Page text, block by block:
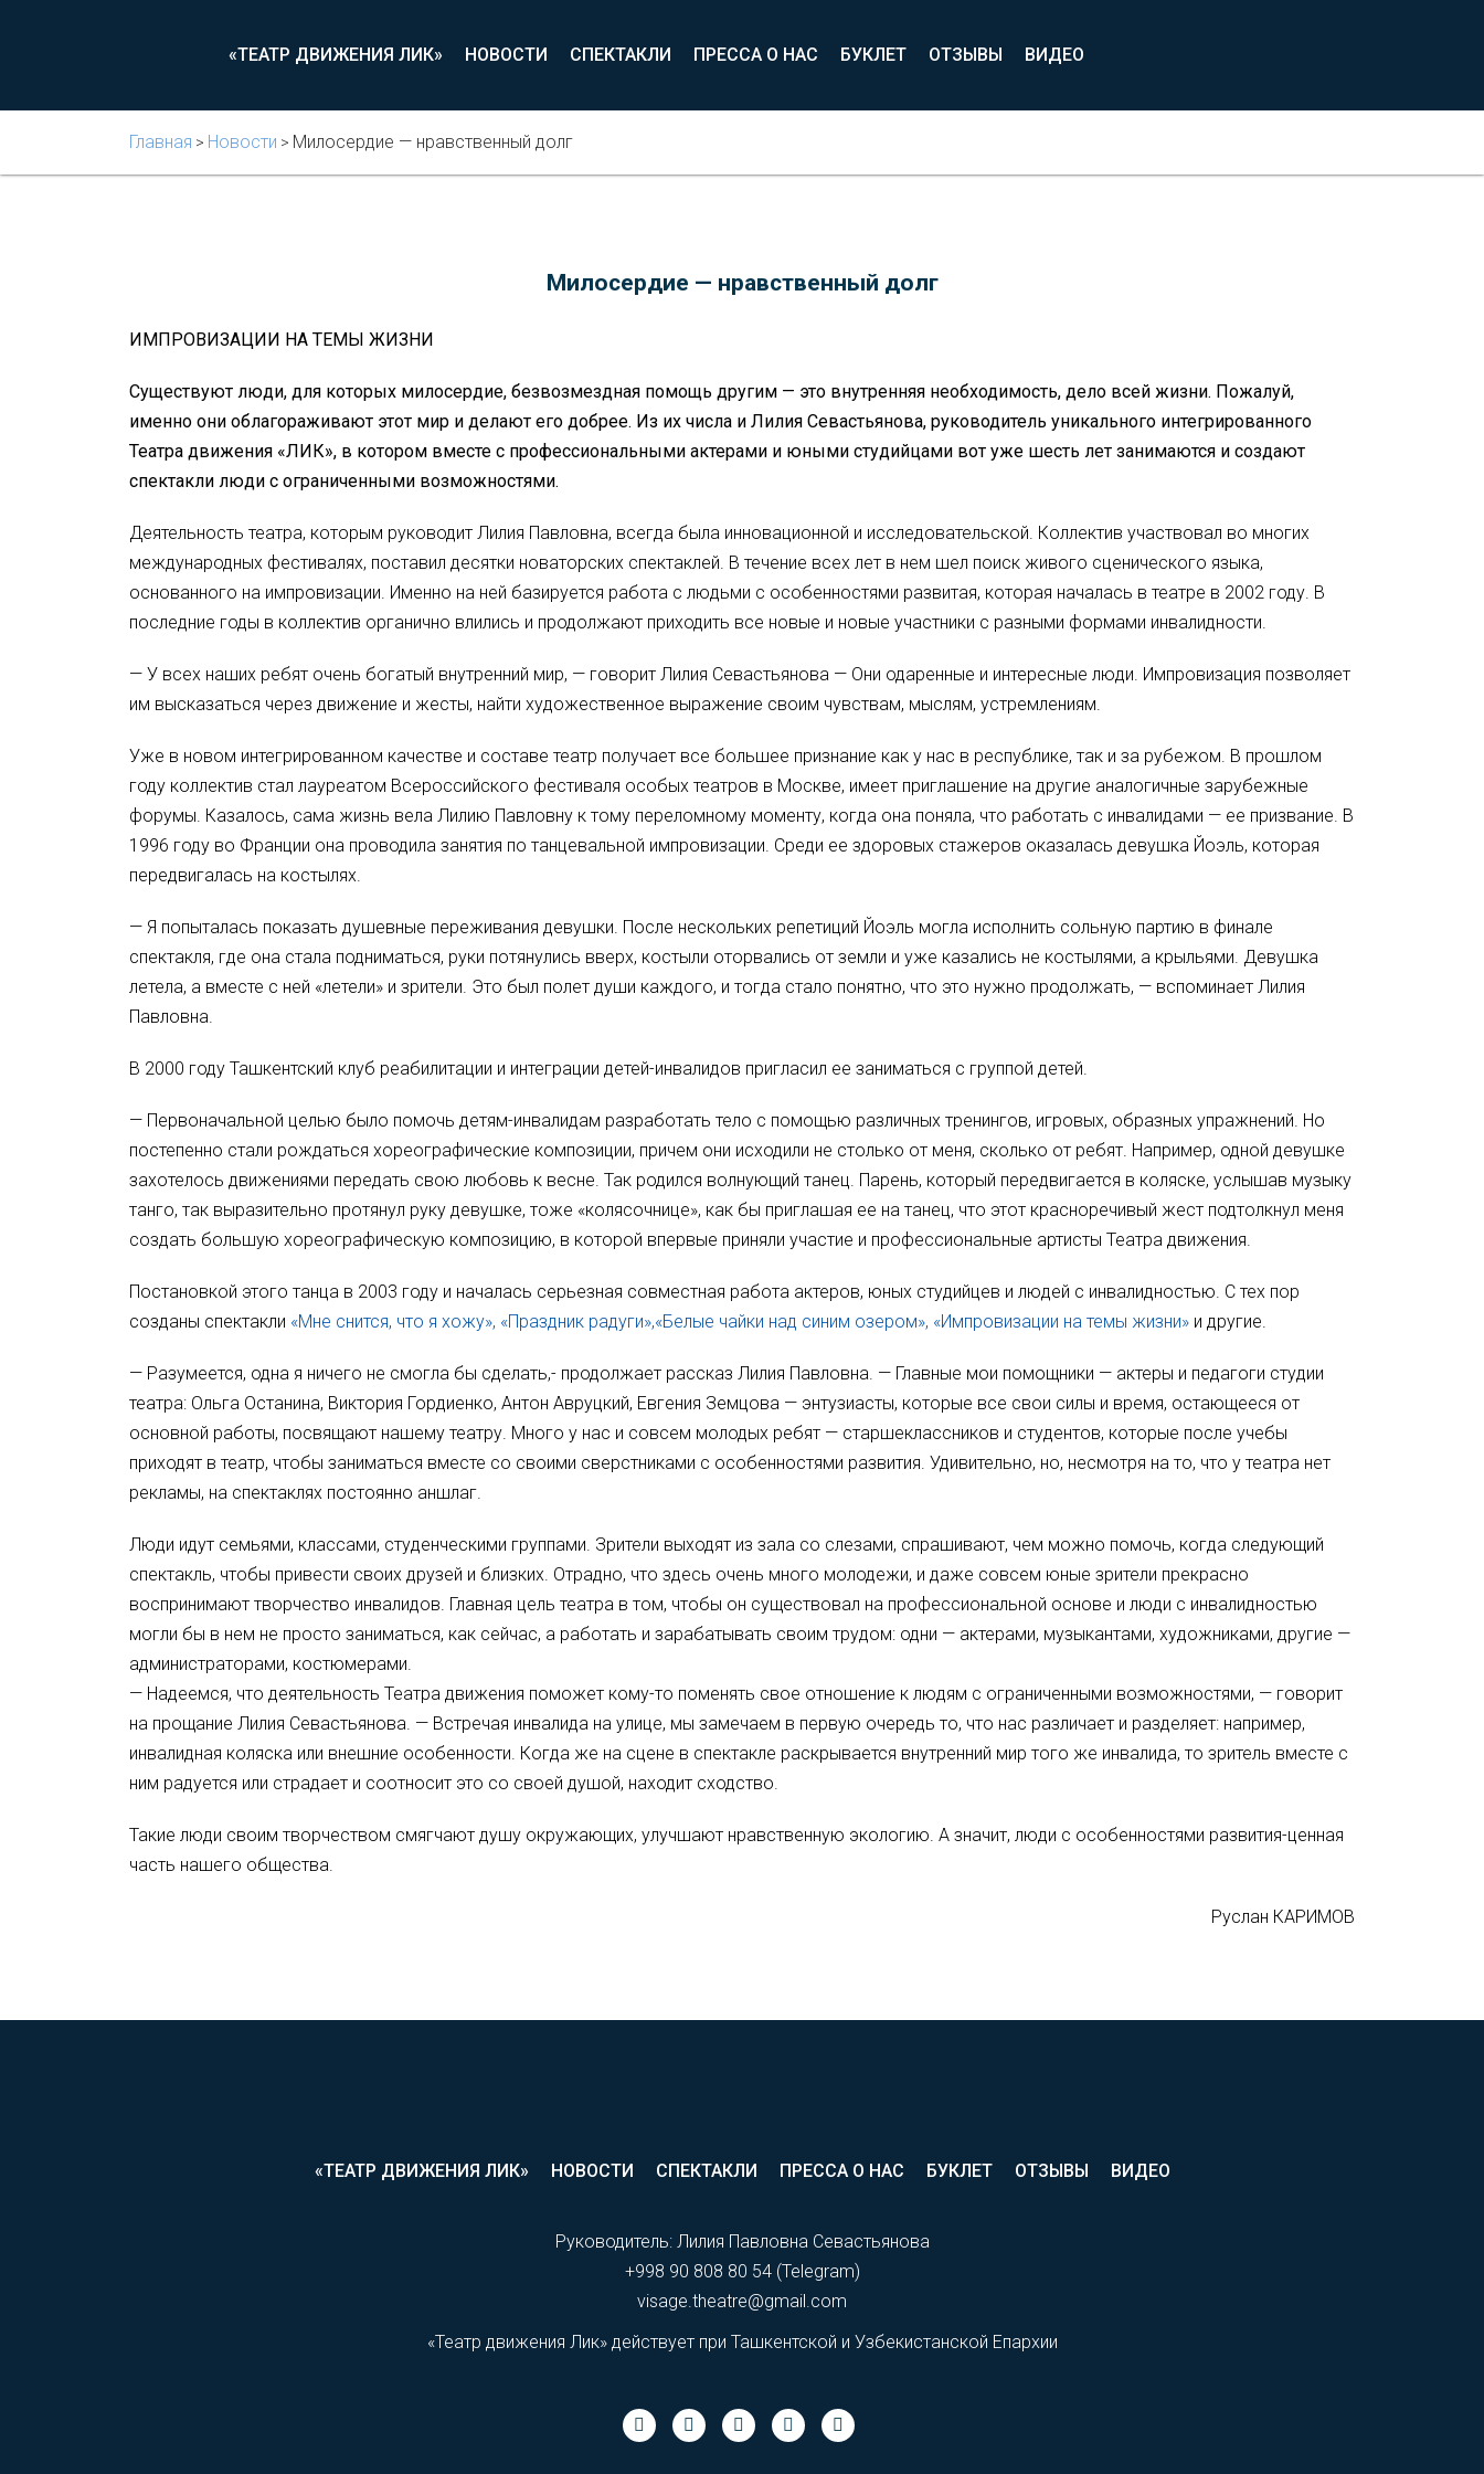
«ТЕАТР ДВИЖЕНИЯ ЛИК» НОВОСТИ СПЕКТАКЛИ ПРЕССА О НАС БУКЛЕТ ОТЗЫВЫ ВИДЕО
Главная > Новости > Милосердие — нравственный долг
Милосердие — нравственный долг
ИМПРОВИЗАЦИИ НА ТЕМЫ ЖИЗНИ
Существуют люди, для которых милосердие, безвозмездная помощь другим — это внутренняя необходимость, дело всей жизни. Пожалуй,
именно они облагораживают этот мир и делают его добрее. Из их числа и Лилия Севастьянова, руководитель уникального интегрированного
Театра движения «ЛИК», в котором вместе с профессиональными актерами и юными студийцами вот уже шесть лет занимаются и создают
спектакли люди с ограниченными возможностями.
Деятельность театра, которым руководит Лилия Павловна, всегда была инновационной и исследовательской. Коллектив участвовал во многих
международных фестивалях, поставил десятки новаторских спектаклей. В течение всех лет в нем шел поиск живого сценического языка,
основанного на импровизации. Именно на ней базируется работа с людьми с особенностями развитая, которая началась в театре в 2002 году. В
последние годы в коллектив органично влились и продолжают приходить все новые и новые участники с разными формами инвалидности.
— У всех наших ребят очень богатый внутренний мир, — говорит Лилия Севастьянова — Они одаренные и интересные люди. Импровизация позволяет
им высказаться через движение и жесты, найти художественное выражение своим чувствам, мыслям, устремлениям.
Уже в новом интегрированном качестве и составе театр получает все большее признание как у нас в республике, так и за рубежом. В прошлом
году коллектив стал лауреатом Всероссийского фестиваля особых театров в Москве, имеет приглашение на другие аналогичные зарубежные
форумы. Казалось, сама жизнь вела Лилию Павловну к тому переломному моменту, когда она поняла, что работать с инвалидами — ее призвание. В
1996 году во Франции она проводила занятия по танцевальной импровизации. Среди ее здоровых стажеров оказалась девушка Йоэль, которая
передвигалась на костылях.
— Я попыталась показать душевные переживания девушки. После нескольких репетиций Йоэль могла исполнить сольную партию в финале
спектакля, где она стала подниматься, руки потянулись вверх, костыли оторвались от земли и уже казались не костылями, а крыльями. Девушка
летела, а вместе с ней «летели» и зрители. Это был полет души каждого, и тогда стало понятно, что это нужно продолжать, — вспоминает Лилия
Павловна.
В 2000 году Ташкентский клуб реабилитации и интеграции детей-инвалидов пригласил ее заниматься с группой детей.
— Первоначальной целью было помочь детям-инвалидам разработать тело с помощью различных тренингов, игровых, образных упражнений. Но
постепенно стали рождаться хореографические композиции, причем они исходили не столько от меня, сколько от ребят. Например, одной девушке
захотелось движениями передать свою любовь к весне. Так родился волнующий танец. Парень, который передвигается в коляске, услышав музыку
танго, так выразительно протянул руку девушке, тоже «колясочнице», как бы приглашая ее на танец, что этот красноречивый жест подтолкнул меня
создать большую хореографическую композицию, в которой впервые приняли участие и профессиональные артисты Театра движения.
Постановкой этого танца в 2003 году и началась серьезная совместная работа актеров, юных студийцев и людей с инвалидностью. С тех пор
созданы спектакли «Мне снится, что я хожу», «Праздник радуги»,«Белые чайки над синим озером», «Импровизации на темы жизни» и другие.
— Разумеется, одна я ничего не смогла бы сделать,- продолжает рассказ Лилия Павловна. — Главные мои помощники — актеры и педагоги студии
театра: Ольга Останина, Виктория Гордиенко, Антон Авруцкий, Евгения Земцова — энтузиасты, которые все свои силы и время, остающееся от
основной работы, посвящают нашему театру. Много у нас и совсем молодых ребят — старшеклассников и студентов, которые после учебы
приходят в театр, чтобы заниматься вместе со своими сверстниками с особенностями развития. Удивительно, но, несмотря на то, что у театра нет
рекламы, на спектаклях постоянно аншлаг.
Люди идут семьями, классами, студенческими группами. Зрители выходят из зала со слезами, спрашивают, чем можно помочь, когда следующий
спектакль, чтобы привести своих друзей и близких. Отрадно, что здесь очень много молодежи, и даже совсем юные зрители прекрасно
воспринимают творчество инвалидов. Главная цель театра в том, чтобы он существовал на профессиональной основе и люди с инвалидностью
могли бы в нем не просто заниматься, как сейчас, а работать и зарабатывать своим трудом: одни — актерами, музыкантами, художниками, другие —
администраторами, костюмерами.
— Надеемся, что деятельность Театра движения поможет кому-то поменять свое отношение к людям с ограниченными возможностями, — говорит
на прощание Лилия Севастьянова. — Встречая инвалида на улице, мы замечаем в первую очередь то, что нас различает и разделяет: например,
инвалидная коляска или внешние особенности. Когда же на сцене в спектакле раскрывается внутренний мир того же инвалида, то зритель вместе с
ним радуется или страдает и соотносит это со своей душой, находит сходство.
Такие люди своим творчеством смягчают душу окружающих, улучшают нравственную экологию. А значит, люди с особенностями развития-ценная
часть нашего общества.
Руслан КАРИМОВ
«ТЕАТР ДВИЖЕНИЯ ЛИК» НОВОСТИ СПЕКТАКЛИ ПРЕССА О НАС БУКЛЕТ ОТЗЫВЫ ВИДЕО
Руководитель: Лилия Павловна Севастьянова
+998 90 808 80 54 (Telegram)
visage.theatre@gmail.com
«Театр движения Лик» действует при Ташкентской и Узбекистанской Епархии